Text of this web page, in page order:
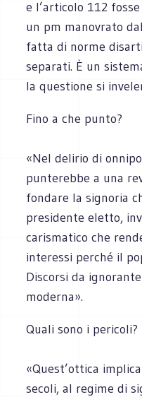
e l’articolo 112
un pm manovrato
fatta di norme
separati. È un
la questione si
Fino a che punto?
«Nel delirio di
punterebbe a una
fondare la signoria
presidente eletto,
carismatico che
interessi perché il
Discorsi da
moderna».
Quali sono i pericoli?
«Quest’ottica
secoli, al regime di